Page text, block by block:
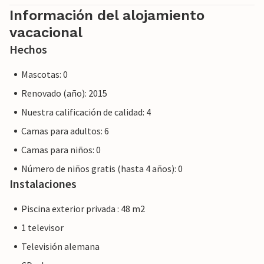
proporcionaremos el mismo nivel de servicio al cliente y su
estancia no será diferente a reservar alojamiento con un
propietario profesional.
Información del alojamiento
vacacional
Hechos
Mascotas: 0
Renovado (año): 2015
Nuestra calificación de calidad: 4
Camas para adultos: 6
Camas para niños: 0
Número de niños gratis (hasta 4 años): 0
Instalaciones
Piscina exterior privada : 48 m2
1 televisor
Televisión alemana